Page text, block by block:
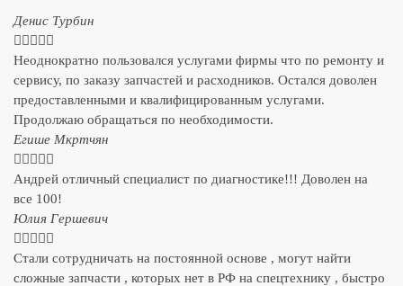
Денис Турбин
    
Неоднократно пользовался услугами фирмы что по ремонту и
сервису, по заказу запчастей и расходников. Остался доволен
предоставленными и квалифицированным услугами.
Продолжаю обращаться по необходимости.
​Егише Мкртчян
    
Андрей отличный специалист по диагностике!!! Доволен на
все 100!
​Юлия Гершевич
    
Стали сотрудничать на постоянной основе , могут найти
сложные запчасти , которых нет в РФ на спецтехнику , быстро